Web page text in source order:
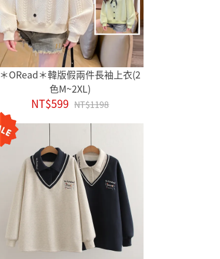
＊ORead＊韓版假兩件長袖上衣(2
色M~2XL)
NT$599 NT$1198